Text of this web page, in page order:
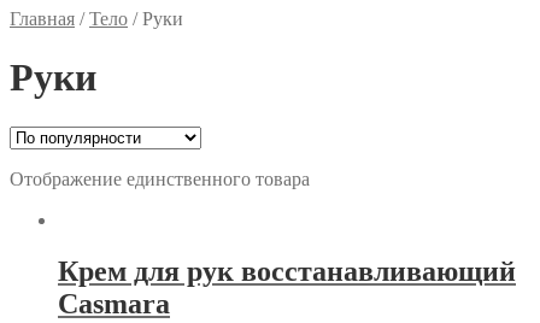
Главная /Тело /Руки
Руки
Отображение единственного товара
Крем для рук восстанавливающий
Casmara